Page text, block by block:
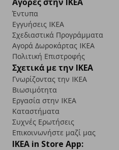
Έντυπα
Εγγυήσεις IKEA
Σχεδιαστικά Προγράμματα
Αγορά Δωρoκάρτας IKEA
Πολιτική Επιστροφής
Σχετικά με την IKEA
Γνωρίζοντας την IKEA
Βιωσιμότητα
Εργασία στην IKEA
Καταστήματα
Συχνές Ερωτήσεις
Επικοινωνήστε μαζί μας
IKEA in Store App: